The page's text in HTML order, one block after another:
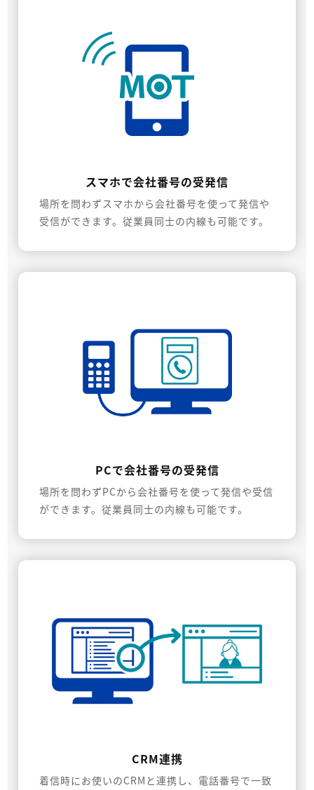
スマホで会社番号の受発信
場所を問わずスマホから会社番号を使って発信や
受信ができます。従業員同士の内線も可能です。
PCで会社番号の受発信
場所を問わずPCから会社番号を使って発信や受信
ができます。従業員同士の内線も可能です。
CRM連携
着信時にお使いのCRMと連携し、電話番号で一致